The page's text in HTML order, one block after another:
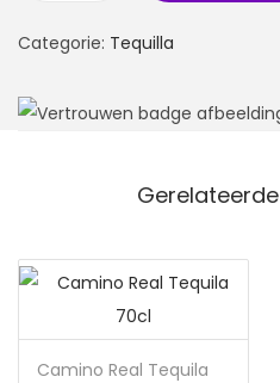
Categorie: Tequilla
Camino Real Tequila